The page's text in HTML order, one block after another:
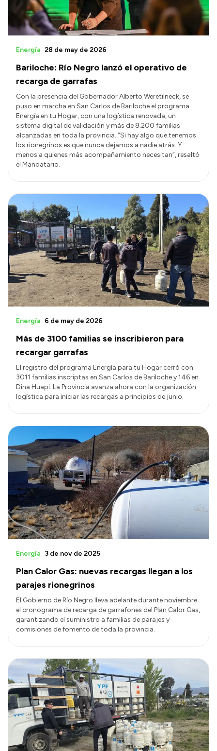
Bariloche: Río Negro lanzó el operativo de
recarga de garrafas
Energía 28 de may de 2026
Con la presencia del Gobernador Alberto Weretilneck, se
puso en marcha en San Carlos de Bariloche el programa
Energía en tu Hogar, con una logística renovada, un
sistema digital de validación y más de 8.200 familias
alcanzadas en toda la provincia. “Si hay algo que tenemos
los rionegrinos es que nunca dejamos a nadie atrás. Y
menos a quienes más acompañamiento necesitan”, resaltó
el Mandatario.
Más de 3100 familias se inscribieron para
recargar garrafas
Energía 6 de may de 2026
El registro del programa Energía para tu Hogar cerró con
3011 familias inscriptas en San Carlos de Bariloche y 146 en
Dina Huapi. La Provincia avanza ahora con la organización
logística para iniciar las recargas a principios de junio.
Plan Calor Gas: nuevas recargas llegan a los
parajes rionegrinos
Energía 3 de nov de 2025
El Gobierno de Río Negro lleva adelante durante noviembre
el cronograma de recarga de garrafones del Plan Calor Gas,
garantizando el suministro a familias de parajes y
comisiones de fomento de toda la provincia.